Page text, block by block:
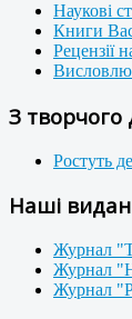
Наукові
Книги
Рецензії
З творчого
Ростуть
Наші
Журнал
Журнал
Журнал